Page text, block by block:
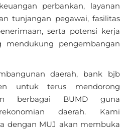
perbankan, layanan
tunjangan pegawai, fasilitas
serta potensi kerja
mendukung pengembangan
daerah, bank bjb
untuk terus mendorong
berbagai BUMD guna
daerah. Kami
dengan MUJ akan membuka